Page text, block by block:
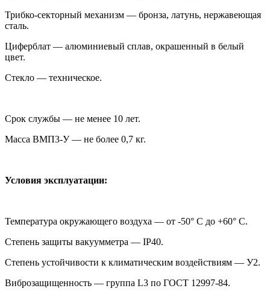
Трибко-секторный механизм — бронза, латунь, нержавеющая
сталь.
Циферблат — алюминиевый сплав, окрашенный в белый
цвет.
Стекло — техническое.
Срок службы — не менее 10 лет.
Масса ВМП3-У — не более 0,7 кг.
Условия эксплуатации:
Температура окружающего воздуха — от -50° С до +60° С.
Степень защиты вакуумметра — IP40.
Степень устойчивости к климатическим воздействиям — У2.
Виброзащищенность — группа L3 по ГОСТ 12997-84.